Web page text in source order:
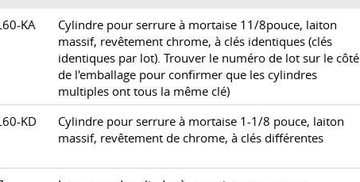
KA
Cylindre pour serrure à mortaise 11/8pouce, laiton
massif, revêtement chrome, à clés identiques (clés
identiques par lot). Trouver le numéro de lot sur le côté
de l'emballage pour confirmer que les cylindres
multiples ont tous la même clé)
KD
Cylindre pour serrure à mortaise 1-1/8 pouce, laiton
massif, revêtement de chrome, à clés différentes